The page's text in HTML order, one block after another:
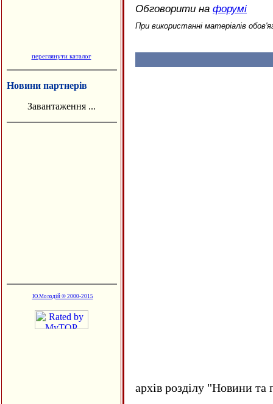
переглянути каталог
Новини партнерів
Завантаження ...
Ю.Молодій © 2000-2015
Обговорити на форумі
При використанні матеріалів
архів розділу "Новини та